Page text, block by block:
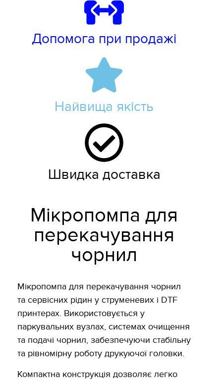
Допомога при продажі
Найвища якість
Швидка доставка
Мікропомпа для
перекачування
чорнил
Мікропомпа для перекачування чорнил
та сервісних рідин у струменевих і DTF
принтерах. Використовується у
паркувальних вузлах, системах очищення
та подачі чорнил, забезпечуючи стабільну
та рівномірну роботу друкуючої головки.
Компактна конструкція дозволяє легко